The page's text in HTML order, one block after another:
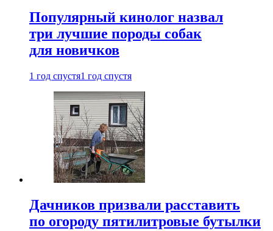
Популярный кинолог назвал
три лучшие породы собак
для новичков
1 год спустя1 год спустя
Дачников призвали расставить
по огороду пятилитровые бутылки